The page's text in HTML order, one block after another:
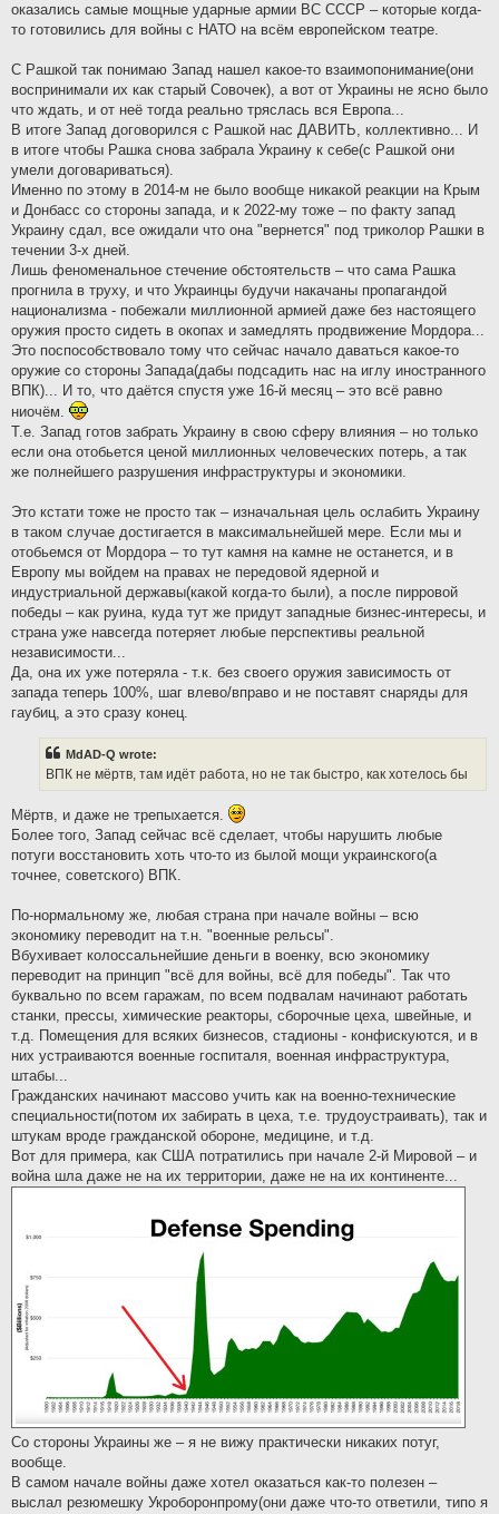
оказались самые мощные ударные армии ВС СССР – которые когда-
то готовились для войны с НАТО на всём европейском театре.
С Рашкой так понимаю Запад нашел какое-то взаимопонимание(они
воспринимали их как старый Совочек), а вот от Украины не ясно было
что ждать, и от неё тогда реально тряслась вся Европа...
В итоге Запад договорился с Рашкой нас ДАВИТЬ, коллективно... И
в итоге чтобы Рашка снова забрала Украину к себе(с Рашкой они
умели договариваться).
Именно по этому в 2014-м не было вообще никакой реакции на Крым
и Донбасс со стороны запада, и к 2022-му тоже – по факту запад
Украину сдал, все ожидали что она "вернется" под триколор Рашки в
течении 3-х дней.
Лишь феноменальное стечение обстоятельств – что сама Рашка
прогнила в труху, и что Украинцы будучи накачаны пропагандой
национализма - побежали миллионной армией даже без настоящего
оружия просто сидеть в окопах и замедлять продвижение Мордора...
Это поспособствовало тому что сейчас начало даваться какое-то
оружие со стороны Запада(дабы подсадить нас на иглу иностранного
ВПК)... И то, что даётся спустя уже 16-й месяц – это всё равно
ниочём.
Т.е. Запад готов забрать Украину в свою сферу влияния – но только
если она отобьется ценой миллионных человеческих потерь, а так
же полнейшего разрушения инфраструктуры и экономики.
Это кстати тоже не просто так – изначальная цель ослабить Украину
в таком случае достигается в максимальнейшей мере. Если мы и
отобьемся от Мордора – то тут камня на камне не останется, и в
Европу мы войдем на правах не передовой ядерной и
индустриальной державы(какой когда-то были), а после пирровой
победы – как руина, куда тут же придут западные бизнес-интересы, и
страна уже навсегда потеряет любые перспективы реальной
независимости...
Да, она их уже потеряла - т.к. без своего оружия зависимость от
запада теперь 100%, шаг влево/вправо и не поставят снаряды для
гаубиц, а это сразу конец.
MdAD-Q wrote:
ВПК не мёртв, там идёт работа, но не так быстро, как хотелось бы
Мёртв, и даже не трепыхается.
Более того, Запад сейчас всё сделает, чтобы нарушить любые
потуги восстановить хоть что-то из былой мощи украинского(а
точнее, советского) ВПК.
По-нормальному же, любая страна при начале войны – всю
экономику переводит на т.н. "военные рельсы".
Вбухивает колоссальнейшие деньги в военку, всю экономику
переводит на принцип "всё для войны, всё для победы". Так что
буквально по всем гаражам, по всем подвалам начинают работать
станки, прессы, химические реакторы, сборочные цеха, швейные, и
т.д. Помещения для всяких бизнесов, стадионы - конфискуются, и в
них устраиваются военные госпиталя, военная инфраструктура,
штабы...
Гражданских начинают массово учить как на военно-технические
специальности(потом их забирать в цеха, т.е. трудоустраивать), так и
штукам вроде гражданской обороне, медицине, и т.д.
Вот для примера, как США потратились при начале 2-й Мировой – и
война шла даже не на их территории, даже не на их континенте...
Со стороны Украины же – я не вижу практически никаких потуг,
вообще.
В самом начале войны даже хотел оказаться как-то полезен –
выслал резюмешку Укроборонпрому(они даже что-то ответили, типо я